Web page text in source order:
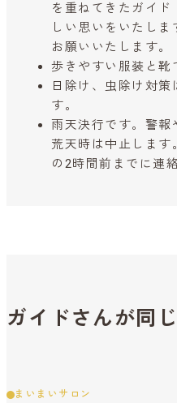
を重ねてきたガイ
しい思いをいたしま
お願いいたします。
歩きやすい服装と靴
日除け、虫除け対策
す。
雨天決行です。警報
荒天時は中止します
の2時間前までに連
ガイドさんが同
まいまいサロン